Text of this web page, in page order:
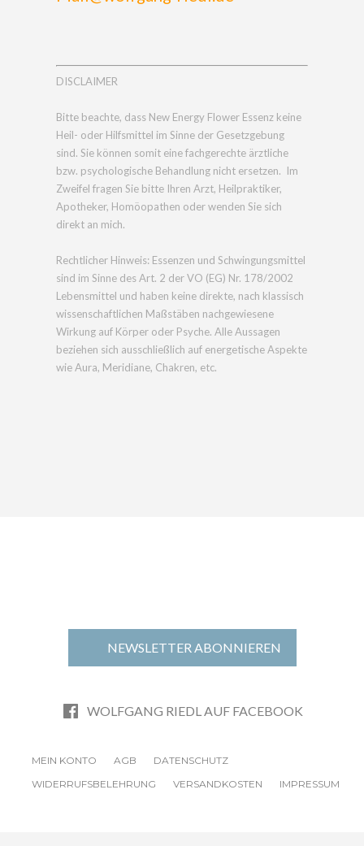
DISCLAIMER
Bitte beachte, dass New Energy Flower Essenz keine
Heil- oder Hilfsmittel im Sinne der Gesetzgebung
sind. Sie können somit eine fachgerechte ärztliche
bzw. psychologische Behandlung nicht ersetzen. Im
Zweifel fragen Sie bitte Ihren Arzt, Heilpraktiker,
Apotheker, Homöopathen oder wenden Sie sich
direkt an mich.
Rechtlicher Hinweis: Essenzen und Schwingungsmittel
sind im Sinne des Art. 2 der VO (EG) Nr. 178/2002
Lebensmittel und haben keine direkte, nach klassisch
wissenschaftlichen Maßstäben nachgewiesene
Wirkung auf Körper oder Psyche. Alle Aussagen
beziehen sich ausschließlich auf energetische Aspekte
wie Aura, Meridiane, Chakren, etc.
NEWSLETTER ABONNIEREN
WOLFGANG RIEDL AUF FACEBOOK
MEIN KONTO AGB
DATENSCHUTZ
WIDERRUFSBELEHRUNG
VERSANDKOSTEN IMPRESSUM